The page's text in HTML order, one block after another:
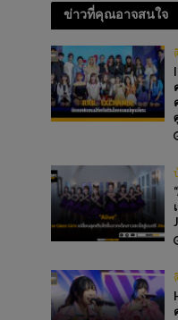
ข่าวที่คุณอาจสนใจ